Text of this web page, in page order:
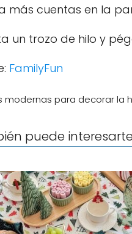
más cuentas en la
un trozo de hilo y
FamilyFun
modernas para decorar la
puede